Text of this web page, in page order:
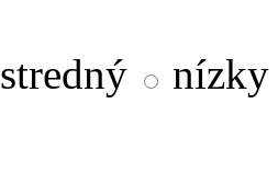
stredný
nízky